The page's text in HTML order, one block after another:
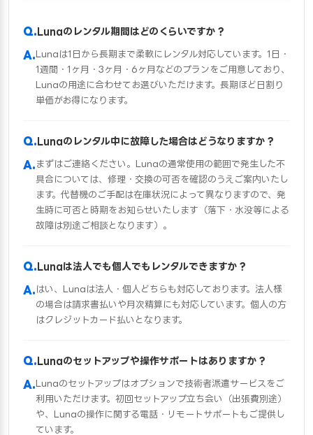
Lunaのレンタル期間はどのくらいですか？
Lunaは1日から長期まで柔軟にレンタル対応しています。1日・
1週間・1ヶ月・3ヶ月・6ヶ月などのプランをご用意しており、
Lunaの用途に合わせてお選びいただけます。長期ほど日割り
単価がお得になります。
Lunaのレンタル中に故障した場合はどうなりますか？
まずはご連絡ください。Lunaの通常使用の範囲で発生した不
具合については、修理・交換の可否を確認のうえご案内いたし
ます。代替機のご手配は在庫状況によって異なりますので、発
生時に可否と時期をお知らせいたします（落下・水没等による
故障は別途ご相談となります）。
Lunaは法人でも個人でもレンタルできますか？
はい、Lunaは法人・個人どちらも対応しております。法人様
の場合は請求書払いや月次精算にも対応しています。個人の方
はクレジットカード払いとなります。
Lunaのセットアップや操作サポートはありますか？
Lunaのセットアップはオプションで技術者派遣サービスをご
利用いただけます。初回セットアップ立ち会い（出張費別途）
や、Lunaの操作に関する電話・リモートサポートもご提供し
ています。